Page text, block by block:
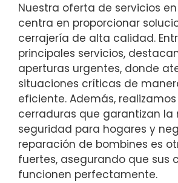
Nuestra oferta de servicios en
centra en proporcionar
cerrajería de alta calidad.
principales servicios,
aperturas urgentes, donde
situaciones críticas de
eficiente. Además,
cerraduras que garantizan la
seguridad para hogares y
reparación de bombines es
fuertes, asegurando que sus
funcionen perfectamente.